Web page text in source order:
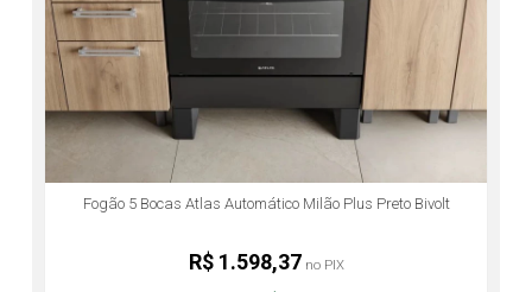
Fogão 5 Bocas Atlas Automático Milão Plus Preto Bivolt
R$ 1.598,37 no PIX